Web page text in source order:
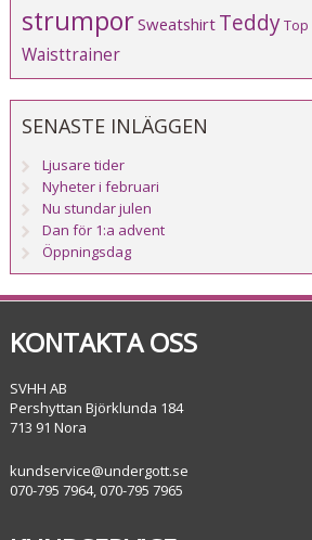
strumporSweatshirt TeddyTop
Waisttrainer
SENASTE INLÄGGEN
Ljusare tider
Nyheter i februari
Nu stundar julen
Dan för 1:a advent
Öppningsdag
KONTAKTA OSS
SVHH AB
Pershyttan Björklunda 184
713 91 Nora
kundservice@undergott.se
070-795 7964, 070-795 7965